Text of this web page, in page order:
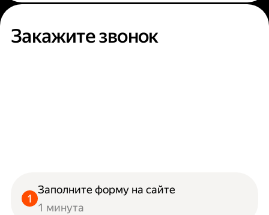
Закажите звонок
Заполните форму на сайте
1 минута